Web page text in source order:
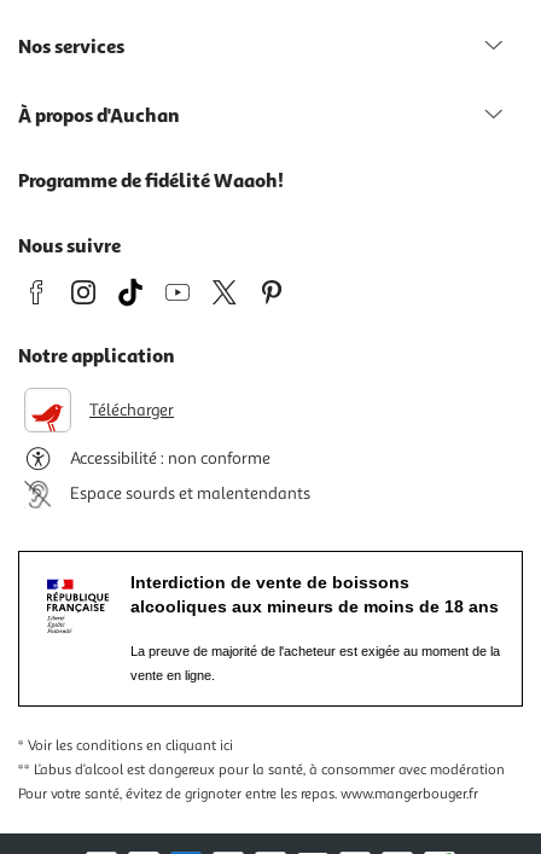
Nos services
À propos d'Auchan
Programme de fidélité Waaoh!
Nous suivre
Notre application
Télécharger
Accessibilité : non conforme
Espace sourds et malentendants
Interdiction de vente de boissons
alcooliques aux mineurs de moins de 18 ans
La preuve de majorité de l'acheteur est exigée au moment de la
vente en ligne.
* Voir les conditions en cliquant ici
** L’abus d’alcool est dangereux pour la santé, à consommer avec modération
Pour votre santé, évitez de grignoter entre les repas. www.mangerbouger.fr